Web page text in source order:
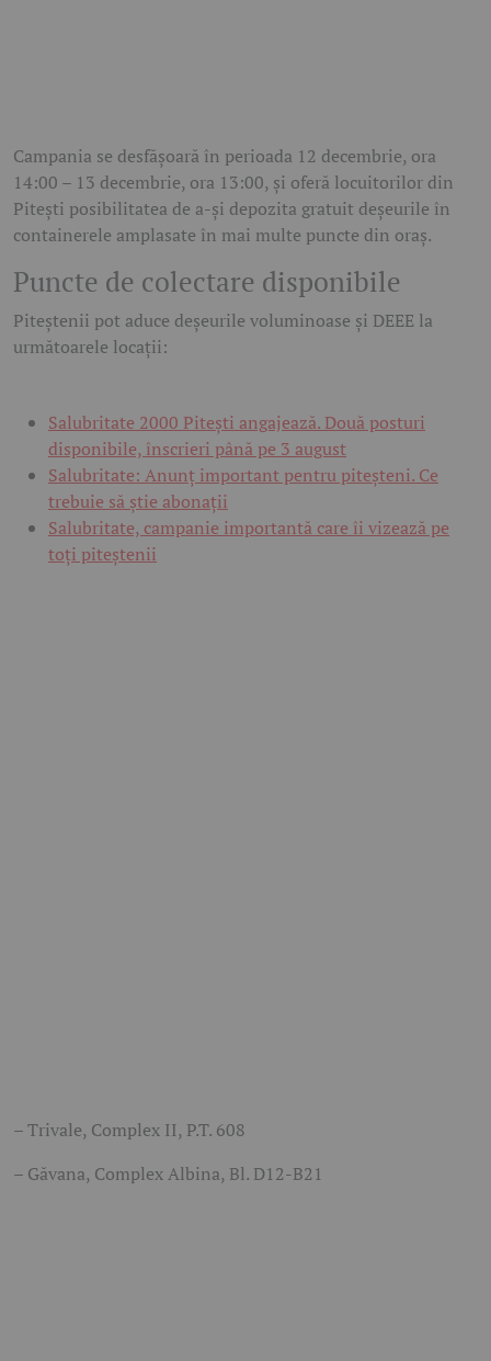
Campania se desfășoară în perioada 12 decembrie, ora
14:00 – 13 decembrie, ora 13:00, și oferă locuitorilor din
Pitești posibilitatea de a-și depozita gratuit deșeurile în
containerele amplasate în mai multe puncte din oraș.
Puncte de colectare disponibile
Piteștenii pot aduce deșeurile voluminoase și DEEE la
următoarele locații:
Salubritate 2000 Pitești angajează. Două posturi
disponibile, înscrieri până pe 3 august
Salubritate: Anunț important pentru piteșteni. Ce
trebuie să știe abonații
Salubritate, campanie importantă care îi vizează pe
toți piteștenii
– Trivale, Complex II, P.T. 608
– Găvana, Complex Albina, Bl. D12-B21